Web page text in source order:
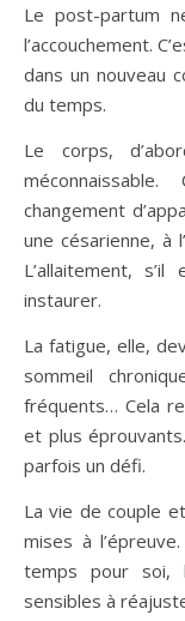
Le post-partum
l’accouchement.
dans un nouveau
du temps.
Le corps,
changement
une césarienne, à
L’allaitement,
instaurer.
La fatigue, elle,
sommeil
fréquents… Cela
et plus
parfois un défi.
La vie de couple
mises à
temps pour soi,
sensibles à